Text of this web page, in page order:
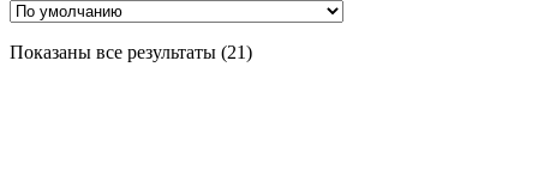
Показаны все результаты (21)